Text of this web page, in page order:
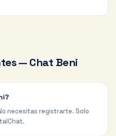
— Chat Beni
necesitas registrarte. Solo